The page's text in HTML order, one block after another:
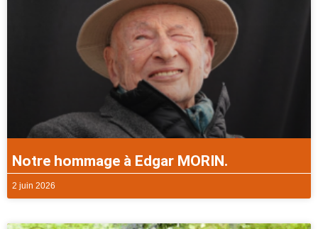
Notre hommage à Edgar MORIN.
2 juin 2026